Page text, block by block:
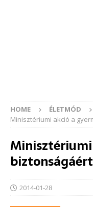
HOME ÉLETMÓD
Minisztériumi akció a
biztonságáért
2014-01-28